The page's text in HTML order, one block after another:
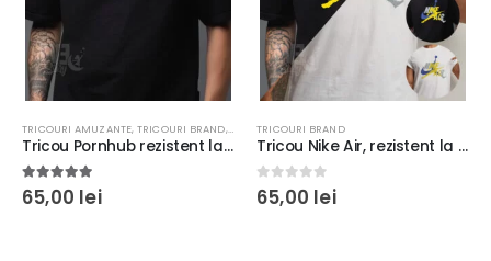
TRICOURI AMUZANTE, TRICOURI BRAND,TRICOURI CU MESAJ
Tricou Pornhub rezistent la spălări, Unisex, bumbac 100%, Regular Fit, culoare alb/negru
5.00out of 5
65,00 lei
TRICOURI BRAND
Tricou Nike Air, rezistent la spălări, bumbac 100%, regular fit, culoare alb/negru #2
0 out of 5
65,00 lei